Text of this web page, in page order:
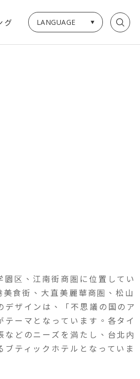
グ LANGUAGE
区、江南街商圏に位置してい
食街、大直美麗華商圏、松山
ザインは、「不思議の国のア
ーマとなっています。各タイ
どのニーズを満たし、台北内
ティックホテルとなっていま